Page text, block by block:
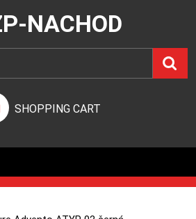
NACHOD
SHOPPING CART